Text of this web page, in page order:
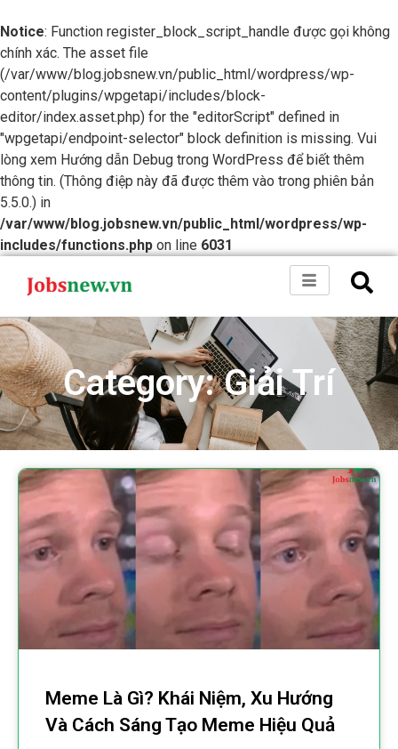
Notice: Function register_block_script_handle được gọi không
chính xác. The asset file
(/var/www/blog.jobsnew.vn/public_html/wordpress/wp-
content/plugins/wpgetapi/includes/block-
editor/index.asset.php) for the "editorScript" defined in
"wpgetapi/endpoint-selector" block definition is missing. Vui
lòng xem Hướng dẫn Debug trong WordPress để biết thêm
thông tin. (Thông điệp này đã được thêm vào trong phiên bản
5.5.0.) in
/var/www/blog.jobsnew.vn/public_html/wordpress/wp-
includes/functions.php on line 6031
Category: Giải Trí
Meme Là Gì? Khái Niệm, Xu Hướng
Và Cách Sáng Tạo Meme Hiệu Quả